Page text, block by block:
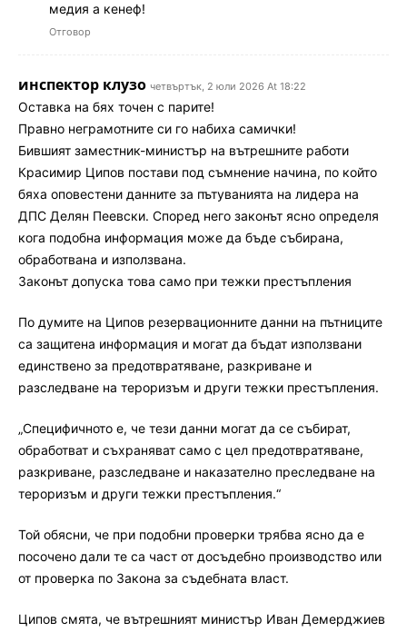
медия а кенеф!
Отговор
инспектор клузо четвъртък, 2 юли 2026 At 18:22
Оставка на бях точен с парите!
Правно неграмотните си го набиха самички!
Бившият заместник-министър на вътрешните работи
Красимир Ципов постави под съмнение начина, по който
бяха оповестени данните за пътуванията на лидера на
ДПС Делян Пеевски. Според него законът ясно определя
кога подобна информация може да бъде събирана,
обработвана и използвана.
Законът допуска това само при тежки престъпления
По думите на Ципов резервационните данни на пътниците
са защитена информация и могат да бъдат използвани
единствено за предотвратяване, разкриване и
разследване на тероризъм и други тежки престъпления.
„Специфичното е, че тези данни могат да се събират,
обработват и съхраняват само с цел предотвратяване,
разкриване, разследване и наказателно преследване на
тероризъм и други тежки престъпления.“
Той обясни, че при подобни проверки трябва ясно да е
посочено дали те са част от досъдебно производство или
от проверка по Закона за съдебната власт.
Ципов смята, че вътрешният министър Иван Демерджиев